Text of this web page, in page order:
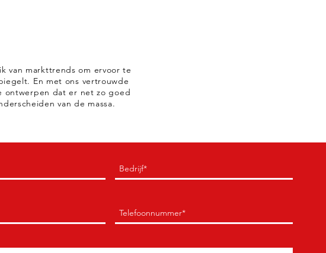
van markttrends om ervoor te
En met ons vertrouwde
ontwerpen dat er net zo goed
van de massa.
Bedrijf(Verplicht)
Telefoon (Verplicht)